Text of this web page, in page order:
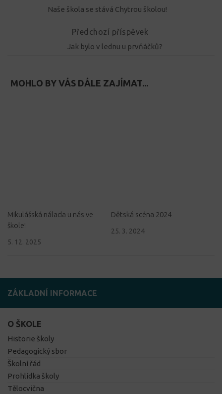
Naše škola se stává Chytrou školou!
Předchozí příspěvek
Jak bylo v lednu u prvňáčků?
MOHLO BY VÁS DÁLE ZAJÍMAT...
Mikulášská nálada u nás ve
škole!
5. 12. 2025
Dětská scéna 2024
25. 3. 2024
ZÁKLADNÍ INFORMACE
O ŠKOLE
Historie školy
Pedagogický sbor
Školní řád
Prohlídka školy
Tělocvična